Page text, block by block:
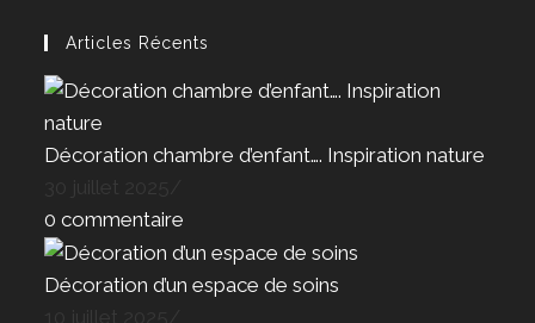
Articles Récents
Décoration chambre d’enfant…. Inspiration nature
0 commentaire
Décoration d’un espace de soins